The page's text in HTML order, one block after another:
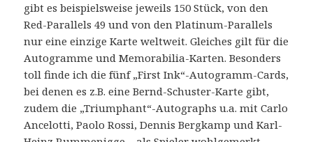
gibt es beispielsweise jeweils 150 Stück, von den
Red-Parallels 49 und von den Platinum-Parallels
nur eine einzige Karte weltweit. Gleiches gilt für die
Autogramme und Memorabilia-Karten. Besonders
toll finde ich die fünf „First Ink“-Autogramm-Cards,
bei denen es z.B. eine Bernd-Schuster-Karte gibt,
zudem die „Triumphant“-Autographs u.a. mit Carlo
Ancelotti, Paolo Rossi, Dennis Bergkamp und Karl-